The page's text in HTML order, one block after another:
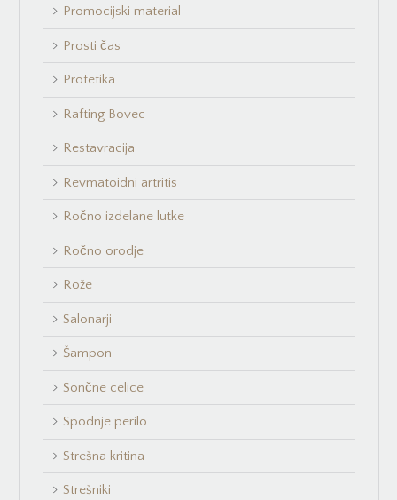
Promocijski material
Prosti čas
Protetika
Rafting Bovec
Restavracija
Revmatoidni artritis
Ročno izdelane lutke
Ročno orodje
Rože
Salonarji
Šampon
Sončne celice
Spodnje perilo
Strešna kritina
Strešniki